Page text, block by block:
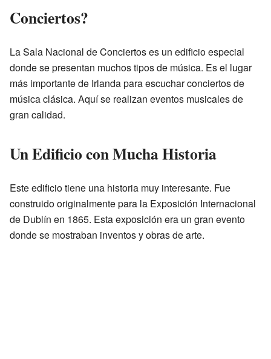
Conciertos?
La Sala Nacional de Conciertos es un edificio especial
donde se presentan muchos tipos de música. Es el lugar
más importante de Irlanda para escuchar conciertos de
música clásica. Aquí se realizan eventos musicales de
gran calidad.
Un Edificio con Mucha Historia
Este edificio tiene una historia muy interesante. Fue
construido originalmente para la Exposición Internacional
de Dublín en 1865. Esta exposición era un gran evento
donde se mostraban inventos y obras de arte.